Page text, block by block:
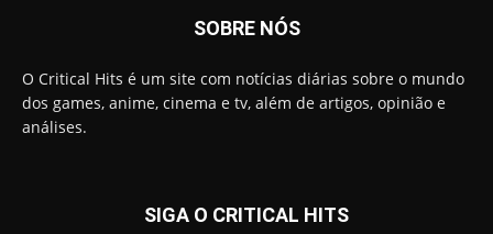
SOBRE NÓS
O Critical Hits é um site com notícias diárias sobre o mundo
dos games, anime, cinema e tv, além de artigos, opinião e
análises.
SIGA O CRITICAL HITS